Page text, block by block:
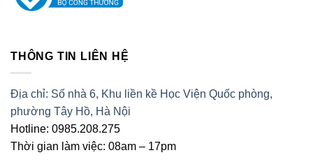
THÔNG TIN LIÊN HỆ
Địa chỉ: Số nhà 6, Khu liền kề Học Viện Quốc phòng,
phường Tây Hồ, Hà Nội
Hotline: 0985.208.275
Thời gian làm việc: 08am – 17pm